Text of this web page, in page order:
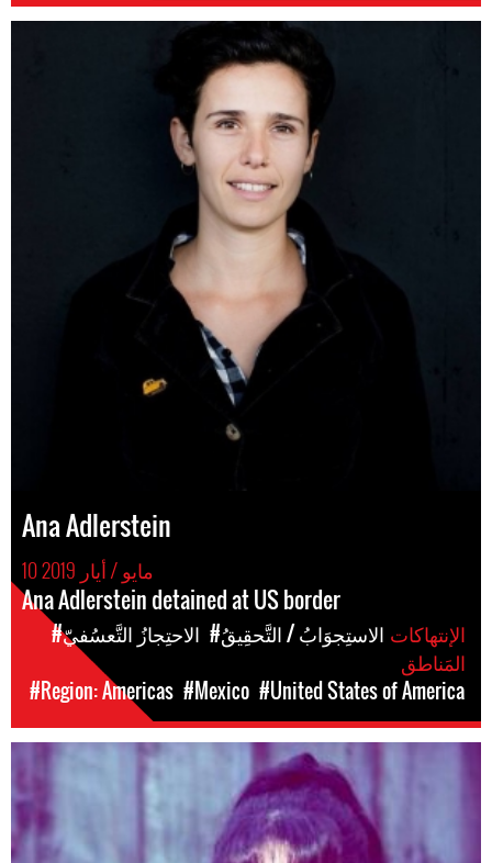
Ana Adlerstein
10 مايو / أيار 2019
Ana Adlerstein detained at US border
#الاحتِجازُ التَّعسُفيّ
#الاستِجوَابُ / التَّحقِيقُ
#Region: Americas #Mexico #United States of America